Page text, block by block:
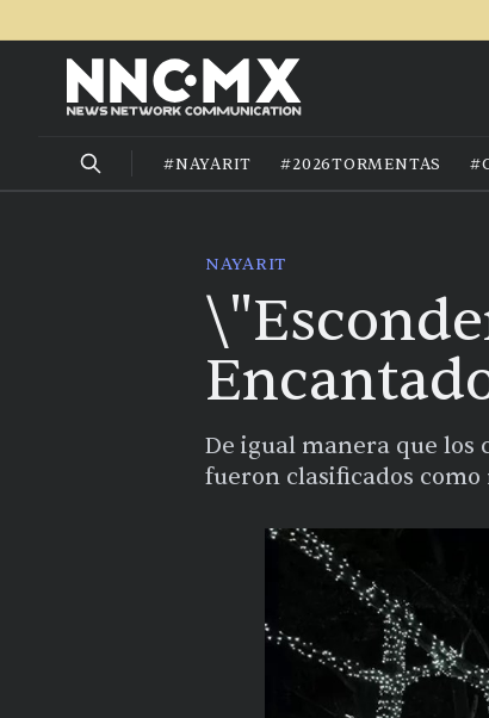
#NAYARIT #2026TORMENTAS
NAYARIT
De igual manera que los
fueron clasificados como